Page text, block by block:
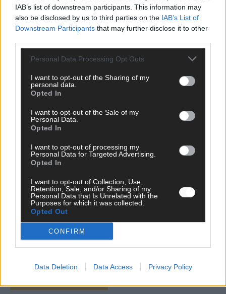
IAB’s list of downstream participants. This information may
also be disclosed by us to third parties on the IAB’s List of
Downstream Participants that may further disclose it to other
Personal Data Processing Opt Outs
I want to opt-out of the Sharing of my
personal data.
Opted In
I want to opt-out of the Sale of my
Personal Data.
Opted In
I want to opt-out of processing my
Personal Data for Targeted Advertising.
Opted In
I want to opt-out of Collection, Use,
Retention, Sale, and/or Sharing of my
Personal Data that Is Unrelated with the
Purposes for which it was collected.
Opted Out
CONFIRM
Data Deletion Data Access Privacy Policy
Wir freuen uns auf deinen Beitrag!
Diskutiere mit und teile deine
Perspektive. Mit * gekennzeichnete Angaben sind Pflichtfelder.
Bitte nutze deinen Klarnamen (Vor- und Nachname) und eine
jeden Kommentar kurz. Beiträge, die unsereNetiquette
respektieren, werden freigeschaltet; Hassrede, Beleidigungen,
gelten unsereDatenschutzvereinbarungen.
Kommentar
Vor- und Nachname
E-Mail
Benachrichtige mich über nachfolgende Kommentare via E-
Mail.